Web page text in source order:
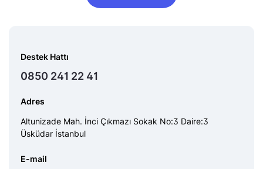
Destek Hattı
0850 241 22 41
Adres
Altunizade Mah. İnci Çıkmazı Sokak No:3 Daire:3
Üsküdar İstanbul
E-mail